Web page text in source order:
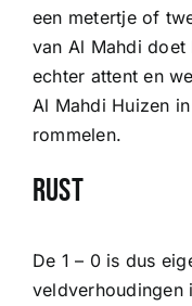
een metertje of
van Al Mahdi doet
echter attent en
Al Mahdi Huizen
rommelen.
Rust
De 1 – 0 is dus
veldverhoudingen